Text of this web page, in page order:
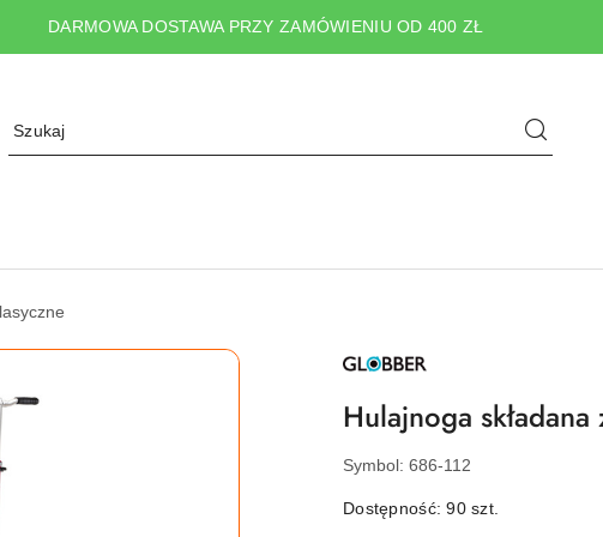
DARMOWA DOSTAWA PRZY ZAMÓWIENIU OD 400 ZŁ
NAZWA
PRODUCENTA:
Hulajnoga
Symbol: 686-112
Dostępność:90szt.